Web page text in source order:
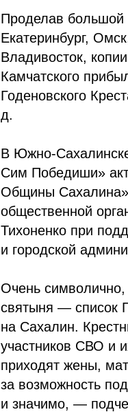
Проделав большой
Екатеринбург,
Владивосток,
Камчатского
Годеновского
д.
В Южно-
Сим Победиши»
Общины Сахалина»
общественной
Тихоненко при
и городской
Очень
святыня — список
на Сахалин.
участников СВО и
приходят жены,
за возможность
и значимо, —